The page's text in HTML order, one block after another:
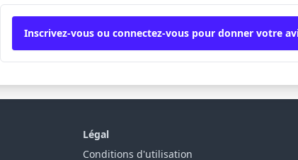
Inscrivez-vous ou connectez-vous pour donner votre
Légal
Conditions d'utilisation